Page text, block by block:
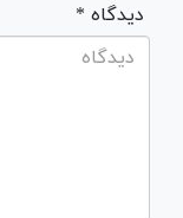
* دیدگاه